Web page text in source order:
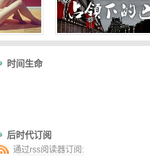
时间生命
后时代订阅
通过rss阅读器订阅: